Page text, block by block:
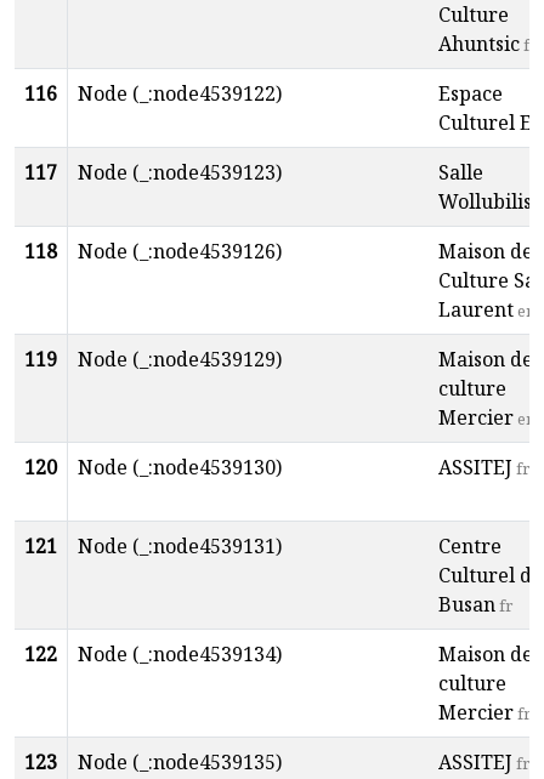
Culture
Ahuntsicfr
116 Node (_:node4539122)
Espace
Culturel
117
Node (_:node4539123)
Salle
Wollubilis
118 Node (_:node4539126)
Maison de
Culture
Laurenten
119 Node (_:node4539129)
Maison de
culture
Mercier en
120 Node (_:node4539130) ASSITEJ fr
121 Node (_:node4539131)
Centre
Culturel de
Busanfr
122 Node (_:node4539134)
Maison de
culture
Mercierfr
123 Node (_:node4539135) ASSITEJ fr